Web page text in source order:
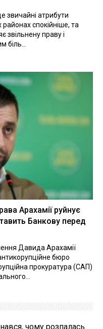
звичайні атрибути
спокійніше, та
звільнену праву і
біль...
Арахамії руйнує
Банкову перед
Давида Арахамії
бюро
прокуратура (САП)
чому розпалась